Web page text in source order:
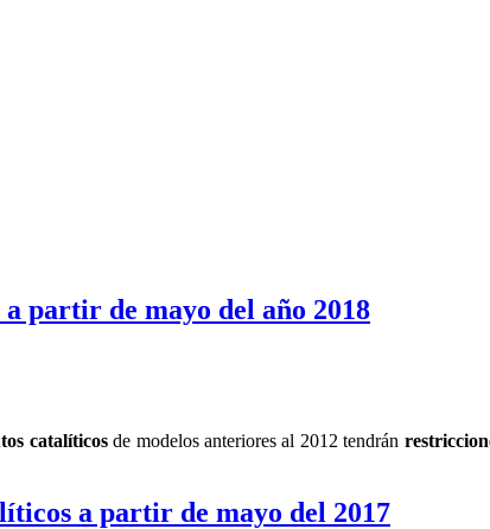
partir de mayo del año 2018
catalíticosde modelos anteriores al 2012 tendrán
a partir de mayo del 2017